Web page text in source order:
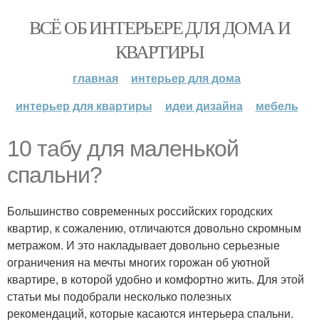
ВСЁ ОБ ИНТЕРЬЕРЕ ДЛЯ ДОМА И
КВАРТИРЫ
главная
интерьер для дома
интерьер для квартиры
идеи дизайна мебель
10 табу для маленькой
спальни?
Большинство современных российских городских
квартир, к сожалению, отличаются довольно скромным
метражом. И это накладывает довольно серьезные
ограничения на мечты многих горожан об уютной
квартире, в которой удобно и комфортно жить. Для этой
статьи мы подобрали несколько полезных
рекомендаций, которые касаются интерьера спальни.